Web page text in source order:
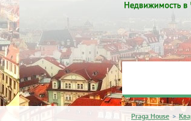
Praga House >